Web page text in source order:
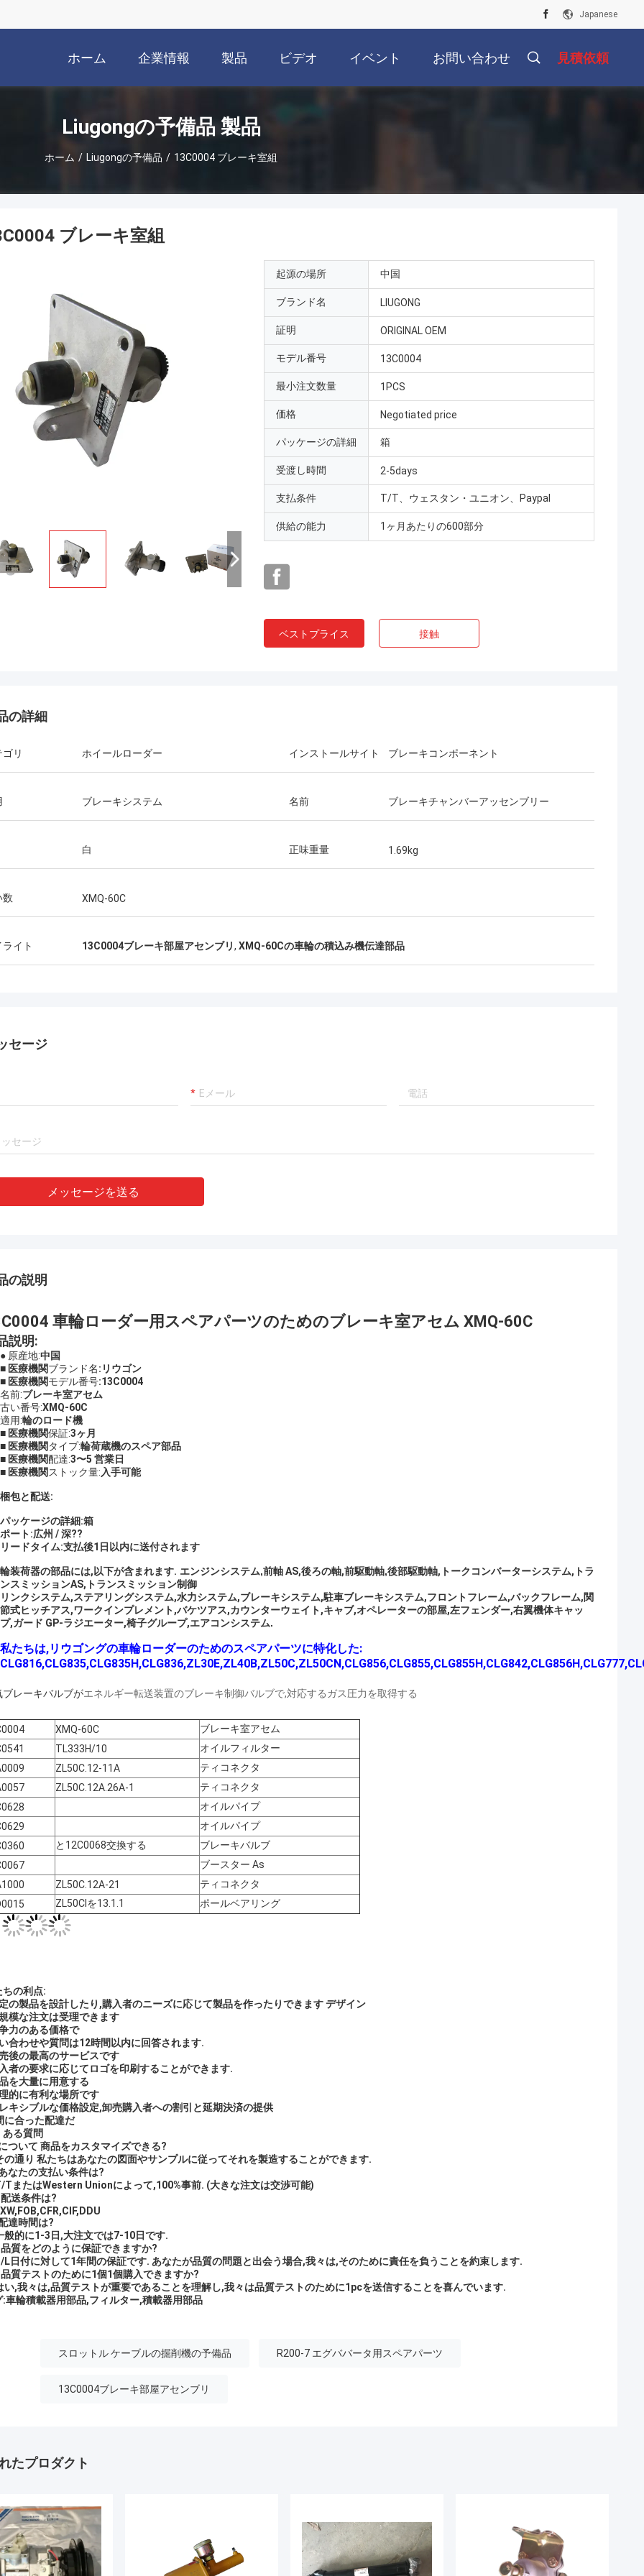
Japanese
ホーム 企業情報 製品 ビデオ イベント お問い合わせ 見積依頼
Liugongの予備品 製品
ホーム / Liugongの予備品 / 13C0004 ブレーキ室組
ブレーキ室組
起源の場所 中国
ブランド名 LIUGONG
証明 ORIGINAL OEM
モデル番号 13C0004
最小注文数量 1PCS
価格 Negotiated price
パッケージの詳細 箱
受渡し時間 2-5days
支払条件 T/T、ウェスタン・ユニオン、Paypal
供給の能力 1ヶ月あたりの600部分
ベストプライス 接触
の詳細
リ ホイールローダー インストールサイト ブレーキコンポーネント
ブレーキシステム 名前 ブレーキチャンバーアッセンブリー
白 正味重量 1.69kg
数 XMQ-60C
イト 13C0004ブレーキ部屋アセンブリ, XMQ-60Cの車輪の積込み機伝達部品
セージ
メッセージを送る
の説明
車輪ローダー用スペアパーツのためのブレーキ室アセム XMQ-60C
説明:
● 原産地:中国
■ 医療機関ブランド名: リウゴン
■ 医療機関モデル番号:13C0004
名前:ブレーキ室アセム
古い番号:XMQ-60C
適用:輪のロード機
■ 医療機関保証:3ヶ月
■ 医療機関タイプ:輪荷蔵機のスペア部品
■ 医療機関配達:3〜5 営業日
■ 医療機関ストック量: 入手可能
梱包と配送:
パッケージの詳細:箱
ポート:広州 / 深??
リードタイム:支払後1日以内に送付されます
輪装荷器の部品には,以下が含まれます. エンジンシステム,前軸 AS,後ろの軸,前駆動軸,後部駆動軸, トークコンバーターシステム,トラ
ンスミッションAS,トランスミッション制御
リンクシステム,ステアリングシステム,水力システム,ブレーキシステム,駐車ブレーキシステム,フロントフレーム,バックフレーム,関
節式ヒッチアス,ワークインプレメント,バケツアス,カウンターウェイト,キャブ,オペレーターの部屋,左フェンダー,右翼機体キャッ
プ,ガード GP-ラジエーター,椅子グループ,エアコンシステム.
私たちは,リウゴングの車輪ローダーのためのスペアパーツに特化した:
CLG816,CLG835,CLG835H,CLG836,
ブレーキバルブがエネルギー転送装置のブレーキ制御バルブで,対応するガス圧力を取得する
XMQ-60C
ブレーキ室アセム
TL333H/10
オイルフィルター
ZL50C.12-11A
ティコネクタ
ZL50C.12A.26A-1
ティコネクタ
オイルパイプ
オイルパイプ
と 12C0068交換する
ブレーキバルブ
ブースター As
ZL50C.12A-21
ティコネクタ
ZL50CIを13.1.1 ポールベアリング
ちの利点:
の製品を設計したり,購入者のニーズに応じて製品を作ったりできますデザイン
模な注文は受理できます
力のある価格で
合わせや質問は12時間以内に回答されます.
後の最高のサービスです
者の要求に応じてロゴを印刷することができます.
を大量に用意する
的に有利な場所です
キシブルな価格設定,卸売購入者への割引と延期決済の提供
に合った配達だ
ある質問
ついて 商品をカスタマイズできる?
の通り 私たちはあなたの図面やサンプルに従ってそれを製造することができます.
なたの支払い条件は?
TまたはWestern Unionによって,100%事前. (大きな注文は交渉可能)
送条件は?
達時間は?
般的に1-3日,大注文では7-10日です.
質をどのように保証できますか?
L日付に対して1年間の保証です. あなたが品質の問題と出会う場合,我々は,そのために責任を負うことを約束します.
質テストのために1個1個購入できますか?
い,我々は,品質テストが重要であることを理解し,我々は品質テストのために1pcを送信することを喜んでいます.
:車輪積載器用部品,フィルター,積載器用部品
スロットル ケーブルの掘削機の予備品 R200-7 エグババータ用スペアパーツ
13C0004ブレーキ部屋アセンブリ
たプロダクト